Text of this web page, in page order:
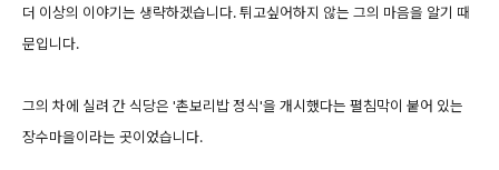
더 이상의 이야기는 생략하겠습니다. 튀고싶어하지 않는 그의 마음을 알기 때
문입니다.
그의 차에 실려 간 식당은 '촌보리밥 정식'을 개시했다는 펼침막이 붙어 있는
장수마을이라는 곳이었습니다.